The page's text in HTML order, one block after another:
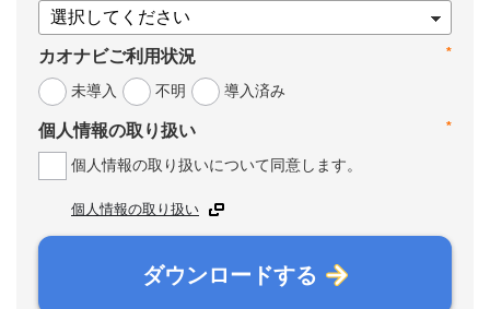
*
カオナビご利用状況
未導入
不明 導入済み
*
個人情報の取り扱い
個人情報の取り扱いについて同意します。
個人情報の取り扱い
ダウンロードする